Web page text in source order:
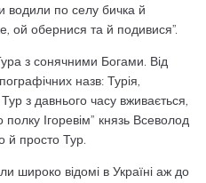
водили по селу бичка й
ой обернися та й подивися”.
з сонячними Богами. Від
назв: Турія,
Тур з давнього часу вживається,
полку Ігоревім” князь Всеволод
й просто Тур.
широко відомі в Україні аж до